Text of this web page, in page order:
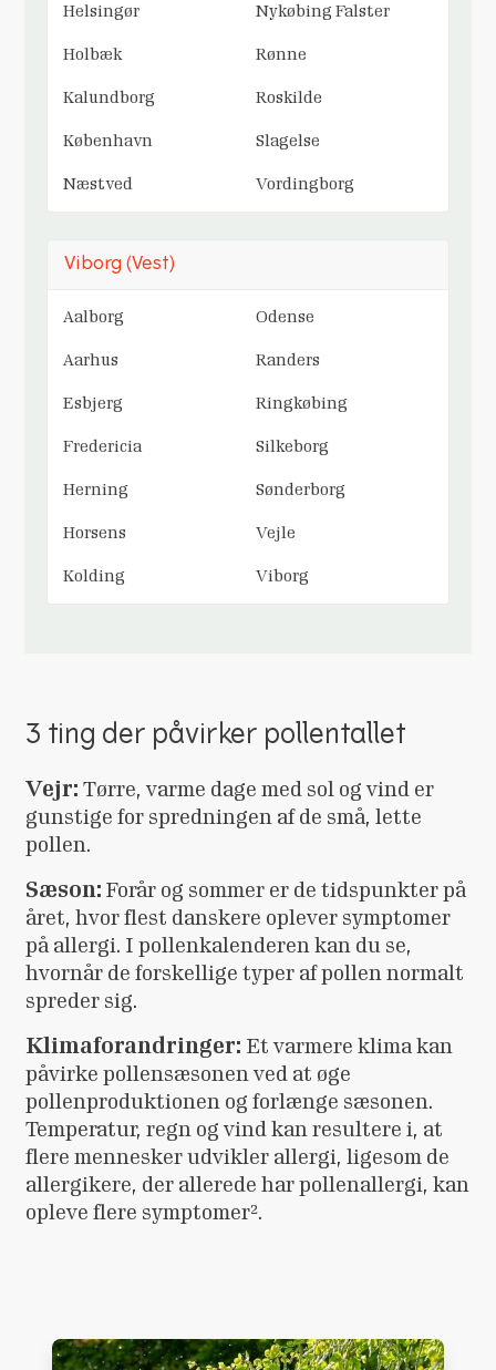
Helsingør
Holbæk
Kalundborg
København
Næstved
Nykøbing Falster
Rønne
Roskilde
Slagelse
Vordingborg
Viborg (Vest)
Aalborg
Aarhus
Esbjerg
Fredericia
Herning
Horsens
Kolding
Odense
Randers
Ringkøbing
Silkeborg
Sønderborg
Vejle
Viborg
3 ting der påvirker pollentallet
Vejr: Tørre, varme dage med sol og vind er
gunstige for spredningen af de små, lette
pollen.
Sæson: Forår og sommer er de tidspunkter på
året, hvor flest danskere oplever symptomer
på allergi. I pollenkalenderen kan du se,
hvornår de forskellige typer af pollen normalt
spreder sig.
Klimaforandringer: Et varmere klima kan
påvirke pollensæsonen ved at øge
pollenproduktionen og forlænge sæsonen.
Temperatur, regn og vind kan resultere i, at
flere mennesker udvikler allergi, ligesom de
allergikere, der allerede har pollenallergi, kan
opleve flere symptomer².